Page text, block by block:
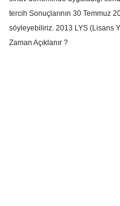
tercih Sonuçlarının 30 Temmuz
söyleyebiliriz. 2013 LYS (Lisans
Zaman Açıklanır ?